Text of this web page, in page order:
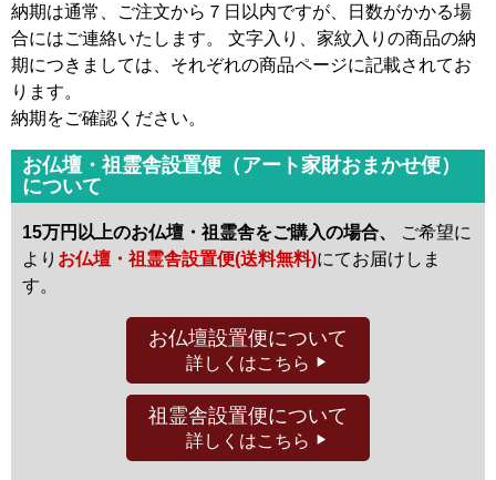
納期は通常、ご注文から７日以内ですが、日数がかかる場
合にはご連絡いたします。 文字入り、家紋入りの商品の納
期につきましては、それぞれの商品ページに記載されてお
ります。
納期をご確認ください。
お仏壇・祖霊舎設置便（アート家財おまかせ便）
について
15万円以上のお仏壇・祖霊舎をご購入の場合、
ご希望に
より お仏壇・祖霊舎設置便(送料無料)にてお届けしま
す。
お仏壇設置便について
詳しくはこちら
祖霊舎設置便について
詳しくはこちら